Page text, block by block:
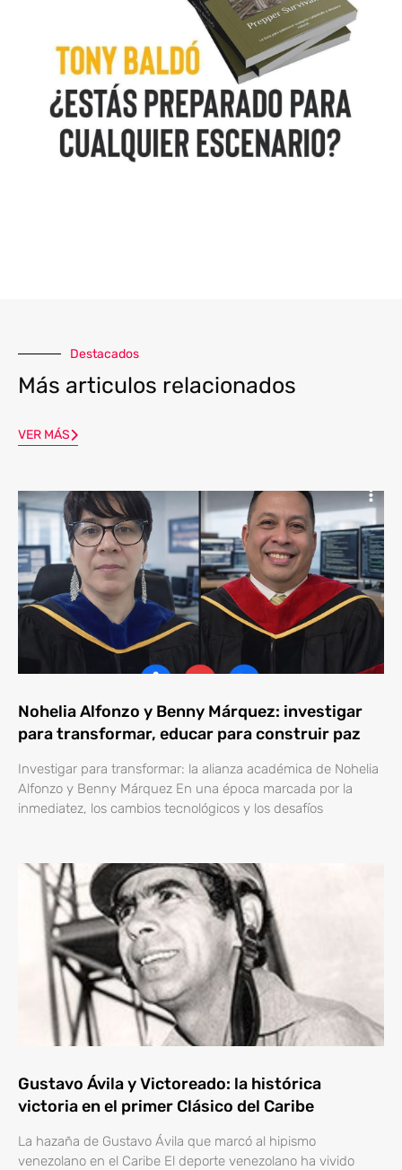
Destacados
Más articulos relacionados
VER MÁS
Nohelia Alfonzo y Benny Márquez: investigar
para transformar, educar para construir paz
Investigar para transformar: la alianza académica de Nohelia
Alfonzo y Benny Márquez En una época marcada por la
inmediatez, los cambios tecnológicos y los desafíos
Gustavo Ávila y Victoreado: la histórica
victoria en el primer Clásico del Caribe
La hazaña de Gustavo Ávila que marcó al hipismo
venezolano en el Caribe El deporte venezolano ha vivido